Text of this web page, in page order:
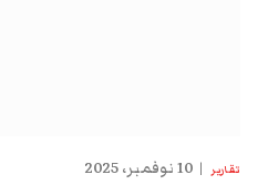
تقارير 10 نوفمبر، 2025